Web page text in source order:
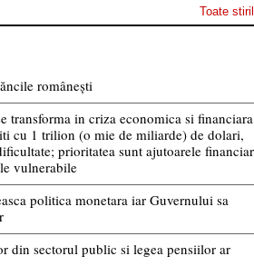
Toate
românești
transforma in criza economica si financiara
cu 1 trilion (o mie de miliarde) de dolari,
prioritatea sunt ajutoarele
vulnerabile
politica monetara iar Guvernului sa
din sectorul public si legea pensiilor ar